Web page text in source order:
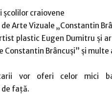
școlilor craiovene
Arte Vizuale „Constantin
plastic Eugen Dumitru și
Constantin Brâncuși” și multe
vor oferi celor mici
față.